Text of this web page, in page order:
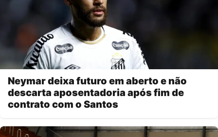
Neymar deixa futuro em aberto e não
descarta aposentadoria após fim de
contrato com o Santos